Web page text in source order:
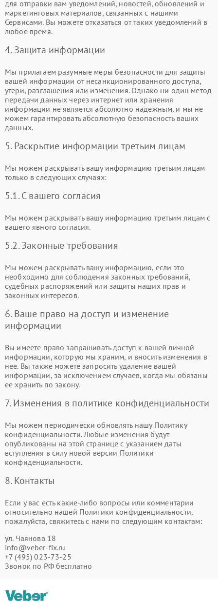
для отправки вам уведомлений, новостей, обновлений и
маркетинговых материалов, связанных с нашими
Сервисами. Вы можете отказаться от таких уведомлений в
любое время.
4. Защита информации
Мы прилагаем разумные меры безопасности для защиты
вашей информации от несанкционированного доступа,
утери, разглашения или изменения. Однако ни один метод
передачи данных через интернет или хранения
информации не является абсолютно надежным, и мы не
можем гарантировать абсолютную безопасность ваших
данных.
5. Раскрытие информации третьим лицам
Мы можем раскрывать вашу информацию третьим лицам
только в следующих случаях:
5.1. С вашего согласия
Мы можем раскрывать вашу информацию третьим лицам с
вашего явного согласия.
5.2. Законные требования
Мы можем раскрывать вашу информацию, если это
необходимо для соблюдения законных требований,
судебных распоряжений или защиты наших прав и
законных интересов.
6. Ваше право на доступ и изменение
информации
Вы имеете право запрашивать доступ к вашей личной
информации, которую мы храним, и вносить изменения в
нее. Вы также можете запросить удаление вашей
информации, за исключением случаев, когда мы обязаны
ее хранить по закону.
7. Изменения в политике конфиденциальности
Мы можем периодически обновлять нашу Политику
конфиденциальности. Любые изменения будут
опубликованы на этой странице с указанием даты
вступления в силу новой версии Политики
конфиденциальности.
8. Контакты
Если у вас есть какие-либо вопросы или комментарии
относительно нашей Политики конфиденциальности,
пожалуйста, свяжитесь с нами по следующим контактам:
ул. Чаянова 18
info@veber-fix.ru
+7 (495) 023-73-25
Звонок по РФ бесплатно